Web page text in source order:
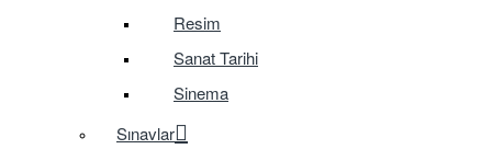
Resim
Sanat Tarihi
Sinema
Sınavlar